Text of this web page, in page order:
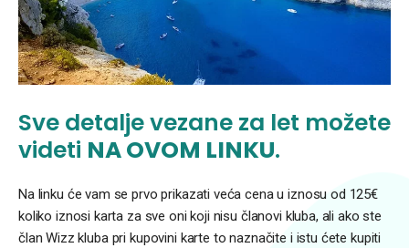
Sve detalje vezane za let možete
videti NA OVOM LINKU.
Na linku će vam se prvo prikazati veća cena u iznosu od 125€
koliko iznosi karta za sve oni koji nisu članovi kluba, ali ako ste
član Wizz kluba pri kupovini karte to naznačite i istu ćete kupiti